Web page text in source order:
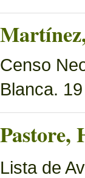
Censo
Blanca.
Pastore,
Lista de